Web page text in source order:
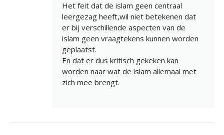
Het feit dat de islam geen centraal
leergezag heeft,wil niet betekenen dat
er bij verschillende aspecten van de
islam geen vraagtekens kunnen worden
geplaatst.
En dat er dus kritisch gekeken kan
worden naar wat de islam allemaal met
zich mee brengt.